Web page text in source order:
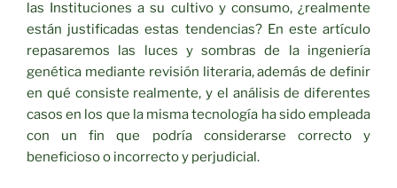
las Instituciones a su cultivo y consumo, ¿realmente
están justificadas estas tendencias? En este artículo
repasaremos las luces y sombras de la ingeniería
genética mediante revisión literaria, además de definir
en qué consiste realmente, y el análisis de diferentes
casos en los que la misma tecnología ha sido empleada
con un fin que podría considerarse correcto y
beneficioso o incorrecto y perjudicial.